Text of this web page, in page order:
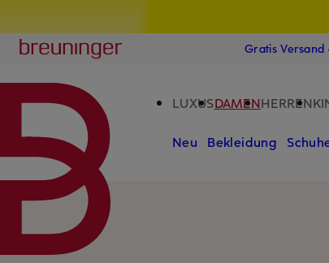
Breuninger
Gratis Versand
LUXUSDAMENHERREN
Neu Bekleidung